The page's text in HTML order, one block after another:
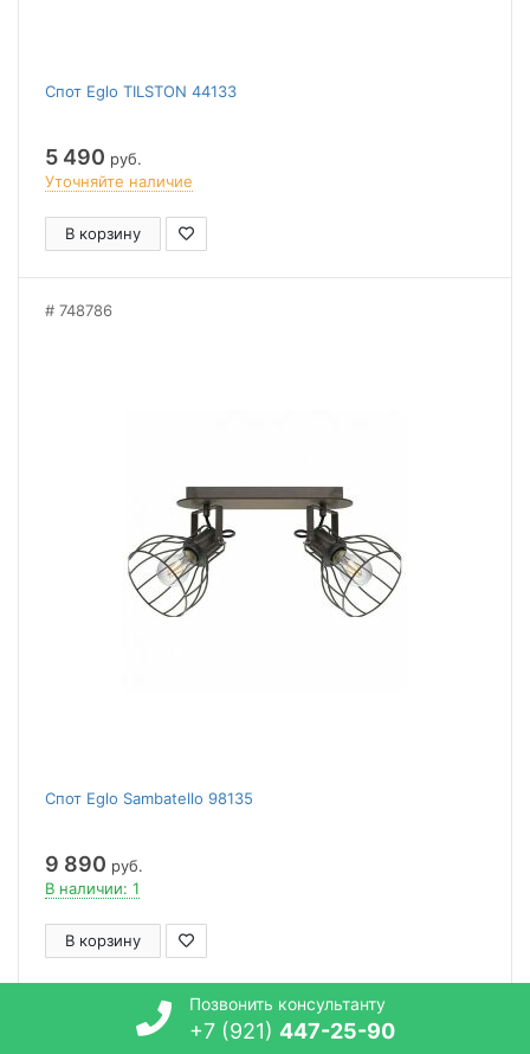
Спот Eglo TILSTON 44133
5 490 руб.
Уточняйте наличие
В корзину
748786
Спот Eglo Sambatello 98135
9 890 руб.
В наличии: 1
В корзину
Позвонить консультанту
+7 (921) 447-25-90